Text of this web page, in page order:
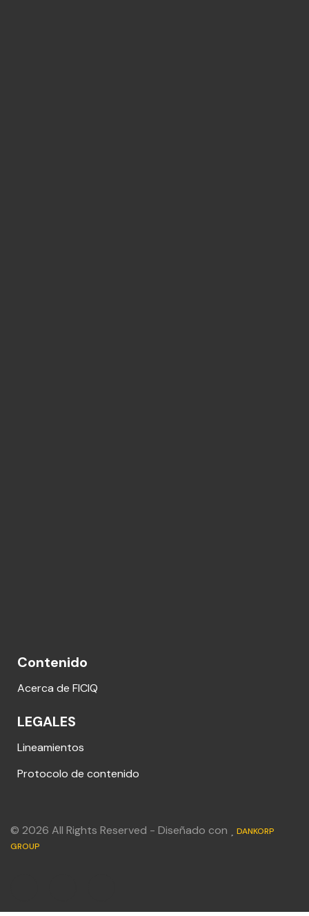
Contenido
Acerca de FICIQ
LEGALES
Lineamientos
Protocolo de contenido
© 2026 All Rights Reserved - Diseñado con
DANKORP
GROUP